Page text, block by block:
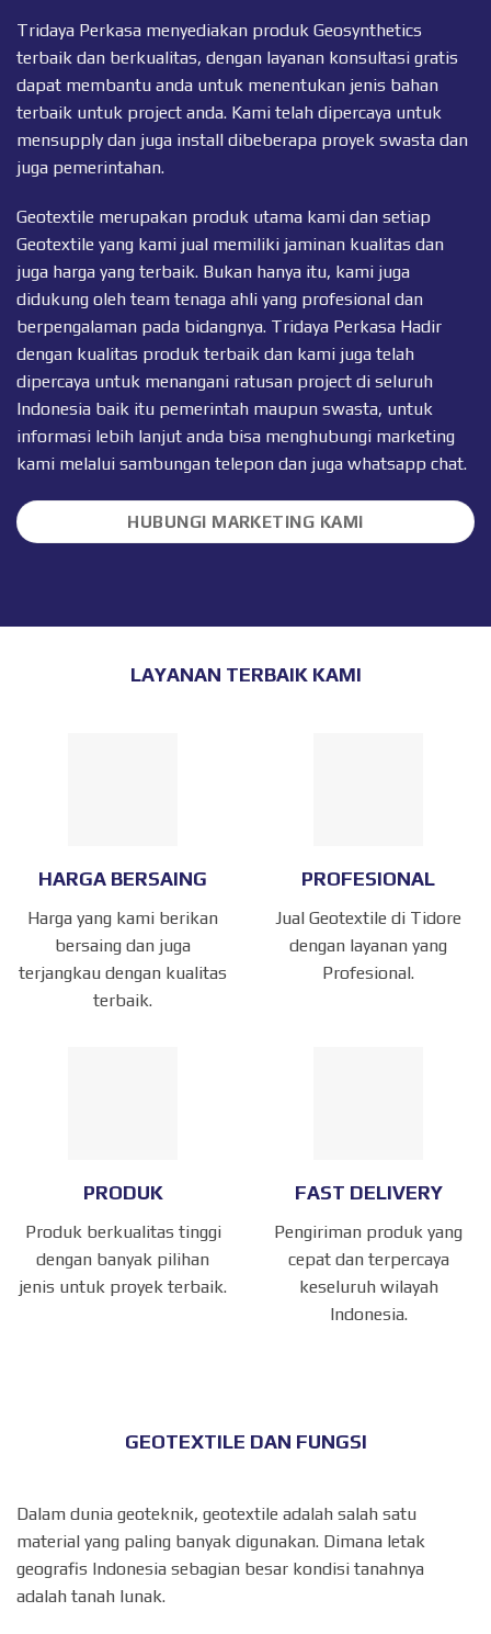
Tridaya Perkasa menyediakan produk Geosynthetics
terbaik dan berkualitas, dengan layanan konsultasi gratis
dapat membantu anda untuk menentukan jenis bahan
terbaik untuk project anda. Kami telah dipercaya untuk
mensupply dan juga install dibeberapa proyek swasta dan
juga pemerintahan.
Geotextile merupakan produk utama kami dan setiap
Geotextile yang kami jual memiliki jaminan kualitas dan
juga harga yang terbaik. Bukan hanya itu, kami juga
didukung oleh team tenaga ahli yang profesional dan
berpengalaman pada bidangnya. Tridaya Perkasa Hadir
dengan kualitas produk terbaik dan kami juga telah
dipercaya untuk menangani ratusan project di seluruh
Indonesia baik itu pemerintah maupun swasta, untuk
informasi lebih lanjut anda bisa menghubungi marketing
kami melalui sambungan telepon dan juga whatsapp chat.
HUBUNGI MARKETING KAMI
LAYANAN TERBAIK KAMI
HARGA BERSAING
Harga yang kami berikan
bersaing dan juga
terjangkau dengan kualitas
terbaik.
PROFESIONAL
Jual Geotextile di Tidore
dengan layanan yang
Profesional.
PRODUK
Produk berkualitas tinggi
dengan banyak pilihan
jenis untuk proyek terbaik.
FAST DELIVERY
Pengiriman produk yang
cepat dan terpercaya
keseluruh wilayah
Indonesia.
GEOTEXTILE DAN FUNGSI
Dalam dunia geoteknik, geotextile adalah salah satu
material yang paling banyak digunakan. Dimana letak
geografis Indonesia sebagian besar kondisi tanahnya
adalah tanah lunak.